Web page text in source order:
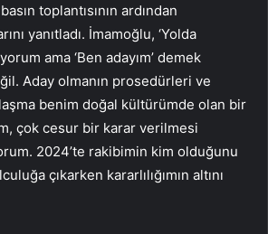
toplantısının ardından
yanıtladı. İmamoğlu, ‘Yolda
ama ‘Ben adayım’ demek
Aday olmanın prosedürleri ve
benim doğal kültürümde olan bir
çok cesur bir karar verilmesi
2024’te rakibimin kim olduğunu
çıkarken kararlılığımın altını